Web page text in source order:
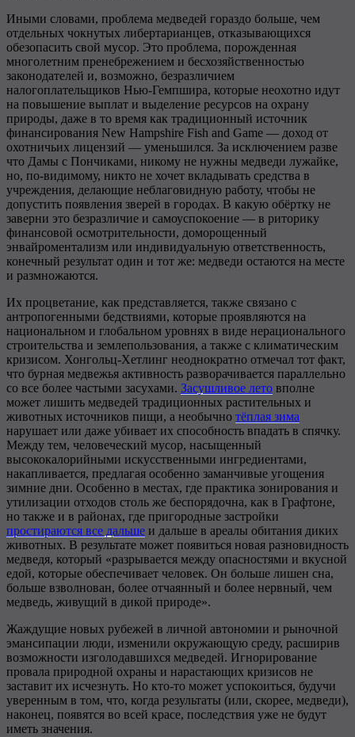
Иными словами, проблема медведей гораздо больше, чем
отдельных чокнутых либертарианцев, отказывающихся
обезопасить свой мусор. Это проблема, порожденная
многолетним пренебрежением и бесхозяйственностью
законодателей и, возможно, безразличием
налогоплательщиков Нью-Гемпшира, которые неохотно идут
на повышение выплат и выделение ресурсов на охрану
природы, даже в то время как традиционный источник
финансирования New Hampshire Fish and Game — доход от
охотничьих лицензий — уменьшился. За исключением разве
что Дамы с Пончиками, никому не нужны медведи лужайке,
но, по-видимому, никто не хочет вкладывать средства в
учреждения, делающие неблаговидную работу, чтобы не
допустить появления зверей в городах. В какую обёртку не
заверни это безразличие и самоуспокоение — в риторику
финансовой осмотрительности, доморощенный
энвайроментализм или индивидуальную ответственность,
конечный результат один и тот же: медведи остаются на месте
и размножаются.
Их процветание, как представляется, также связано с
антропогенными бедствиями, которые проявляются на
национальном и глобальном уровнях в виде нерационального
строительства и землепользования, а также с климатическим
кризисом. Хонгольц-Хетлинг неоднократно отмечал тот факт,
что бурная медвежья активность разворачивается параллельно
со все более частыми засухами. Засушливое лето вполне
может лишить медведей традиционных растительных и
животных источников пищи, а необычно тёплая зима
нарушает или даже убивает их способность впадать в спячку.
Между тем, человеческий мусор, насыщенный
высококалорийными искусственными ингредиентами,
накапливается, предлагая особенно заманчивые угощения
зимние дни. Особенно в местах, где практика зонирования и
утилизации отходов столь же беспорядочна, как в Графтоне,
но также и в районах, где пригородные застройки
простираются все дальше и дальше в ареалы обитания диких
животных. В результате может появиться новая разновидность
медведя, который «разрывается между опасностями и вкусной
едой, которые обеспечивает человек. Он больше лишен сна,
больше взволнован, более отчаянный и более нервный, чем
медведь, живущий в дикой природе».
Жаждущие новых рубежей в личной автономии и рыночной
эмансипации люди, изменили окружающую среду, расширив
возможности изголодавшихся медведей. Игнорирование
провала природной охраны и нарастающих кризисов не
заставит их исчезнуть. Но кто-то может успокоиться, будучи
уверенным в том, что, когда результаты (или, скорее, медведи),
наконец, появятся во всей красе, последствия уже не будут
иметь значения.